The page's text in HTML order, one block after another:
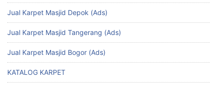
Jual Karpet Masjid Depok (Ads)
Jual Karpet Masjid Tangerang (Ads)
Jual Karpet Masjid Bogor (Ads)
KATALOG KARPET